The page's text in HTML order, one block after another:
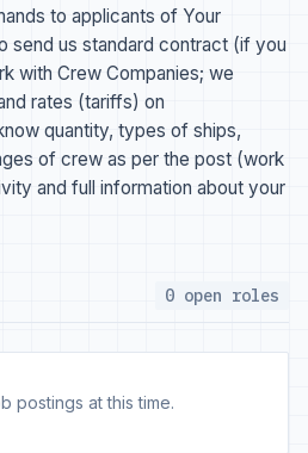
to applicants of Your
send us standard contract (if you
with Crew Companies; we
rates (tariffs) on
quantity, types of ships,
of crew as per the post (work
and full information about your
0 open roles
postings at this time.